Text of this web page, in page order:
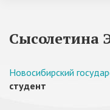
Сысолетина
Новосибирский
студент